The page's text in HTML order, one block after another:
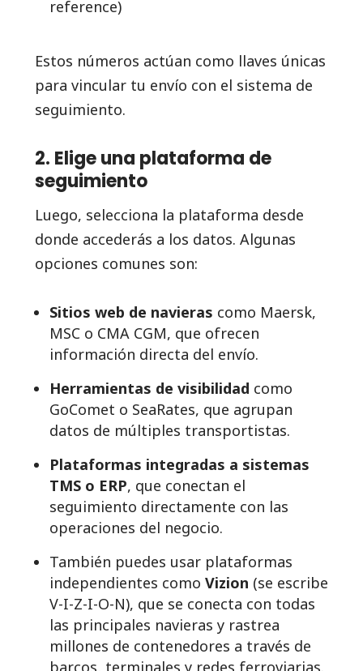
reference)
Estos números actúan como llaves únicas
para vincular tu envío con el sistema de
seguimiento.
2. Elige una plataforma de
seguimiento
Luego, selecciona la plataforma desde
donde accederás a los datos. Algunas
opciones comunes son:
Sitios web de navieras como Maersk,
MSC o CMA CGM, que ofrecen
información directa del envío.
Herramientas de visibilidad como
GoComet o SeaRates, que agrupan
datos de múltiples transportistas.
Plataformas integradas a sistemas
TMS o ERP, que conectan el
seguimiento directamente con las
operaciones del negocio.
También puedes usar plataformas
independientes como Vizion (se escribe
V-I-Z-I-O-N), que se conecta con todas
las principales navieras y rastrea
millones de contenedores a través de